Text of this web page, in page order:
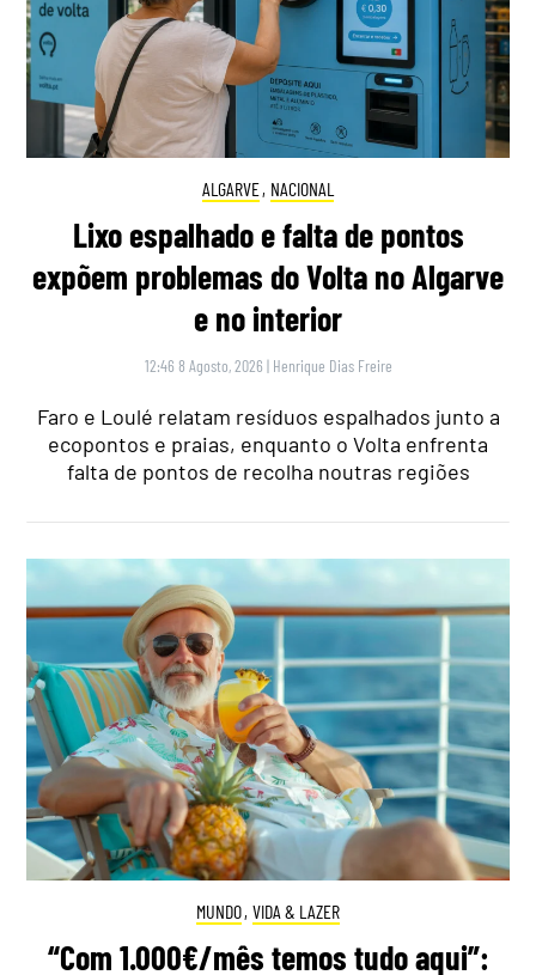
ALGARVE, NACIONAL
Lixo espalhado e falta de pontos
expõem problemas do Volta no Algarve
e no interior
12:46 8 Agosto, 2026 | Henrique Dias Freire
Faro e Loulé relatam resíduos espalhados junto a
ecopontos e praias, enquanto o Volta enfrenta
falta de pontos de recolha noutras regiões
MUNDO, VIDA & LAZER
“Com 1.000€/mês temos tudo aqui”: